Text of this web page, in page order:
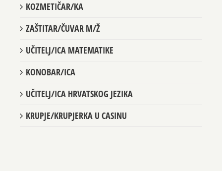
KOZMETIČAR/KA
ZAŠTITAR/ČUVAR M/Ž
UČITELJ/ICA MATEMATIKE
KONOBAR/ICA
UČITELJ/ICA HRVATSKOG JEZIKA
KRUPJE/KRUPJERKA U CASINU